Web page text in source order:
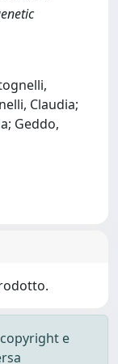
Claudia;
Geddo,
e